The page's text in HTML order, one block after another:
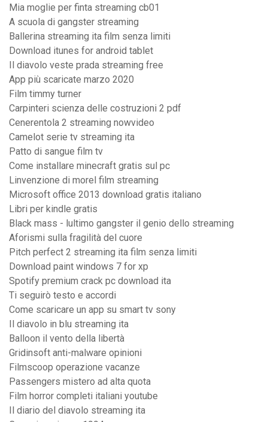
Mia moglie per finta streaming cb01
A scuola di gangster streaming
Ballerina streaming ita film senza limiti
Download itunes for android tablet
Il diavolo veste prada streaming free
App più scaricate marzo 2020
Film timmy turner
Carpinteri scienza delle costruzioni 2 pdf
Cenerentola 2 streaming nowvideo
Camelot serie tv streaming ita
Patto di sangue film tv
Come installare minecraft gratis sul pc
Linvenzione di morel film streaming
Microsoft office 2013 download gratis italiano
Libri per kindle gratis
Black mass - lultimo gangster il genio dello streaming
Aforismi sulla fragilità del cuore
Pitch perfect 2 streaming ita film senza limiti
Download paint windows 7 for xp
Spotify premium crack pc download ita
Ti seguirò testo e accordi
Come scaricare un app su smart tv sony
Il diavolo in blu streaming ita
Balloon il vento della libertà
Gridinsoft anti-malware opinioni
Filmscoop operazione vacanze
Passengers mistero ad alta quota
Film horror completi italiani youtube
Il diario del diavolo streaming ita